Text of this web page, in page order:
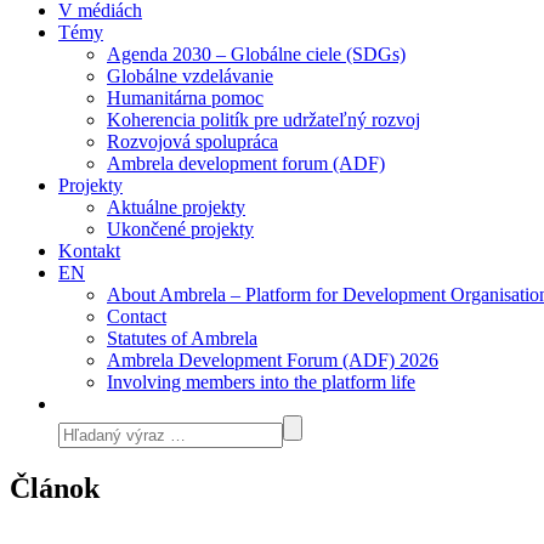
V médiách
Témy
Agenda 2030 – Globálne ciele (SDGs)
Globálne vzdelávanie
Humanitárna pomoc
Koherencia politík pre udržateľný rozvoj
Rozvojová spolupráca
Ambrela development forum (ADF)
Projekty
Aktuálne projekty
Ukončené projekty
Kontakt
EN
About Ambrela – Platform for Development
Contact
Statutes of Ambrela
Ambrela Development Forum (ADF) 2026
Involving members into the platform life
Článok